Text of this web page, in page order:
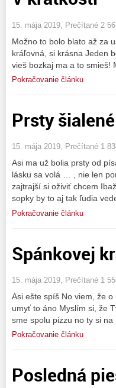
15. mája 2019, Prečítané 2
Možno to bolo blato až za
kráľovná, si krásna Jeden
vieš bozkaj ma a to smieš!
Pokračovanie článku
Prsty šialené
15. mája 2019, Prečítané 1
Asi ma už bolia prsty od
lásku sa volá … , nie len
zajtrajší si oživiť chcem
sopky by to aj tak ľudia
Pokračovanie článku
Spánkovej
15. mája 2019, Prečítané 1
Asi ešte spíš No viem, že
umyť to áno Myslím si, že
sme spolu pizzu no ty si
Pokračovanie článku
Posledná